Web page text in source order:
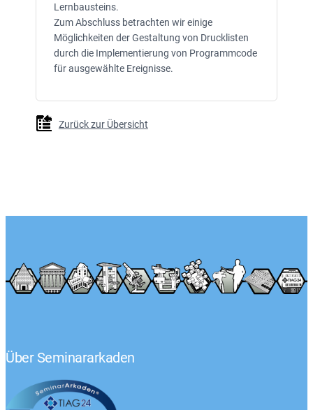
Lernbausteins.
Zum Abschluss betrachten wir einige
Möglichkeiten der Gestaltung von Drucklisten
durch die Implementierung von Programmcode
für ausgewählte Ereignisse.
Zurück zur Übersicht
Über Seminararkaden